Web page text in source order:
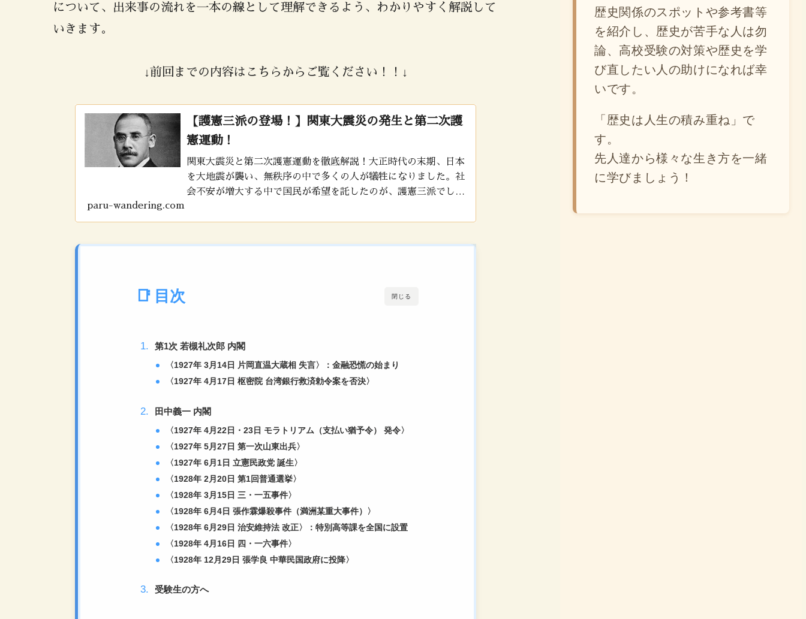
について、出来事の流れを一本の線として理解できるよう、わかりやすく解説して
いきます。
↓前回までの内容はこちらからご覧ください！！↓
【護憲三派の登場！】関東大震災の発生と第二次護
憲運動！
関東大震災と第二次護憲運動を徹底解説！大正時代の末期、日本
を大地震が襲い、無秩序の中で多くの人が犠牲になりました。社
会不安が増大する中で国民が希望を託したのが、護憲三派でし
第一次護憲運動との違いも確認しましょう！
paru-wandering.com
閉じる
目次
第1次 若槻礼次郎 内閣
〈1927年 3月14日 片岡直温大蔵相 失言〉：金融恐慌の始まり
〈1927年 4月17日 枢密院 台湾銀行救済勅令案を否決〉
田中義一 内閣
〈1927年 4月22日・23日 モラトリアム（支払い猶予令） 発令〉
〈1927年 5月27日 第一次山東出兵〉
〈1927年 6月1日 立憲民政党 誕生〉
〈1928年 2月20日 第1回普通選挙〉
〈1928年 3月15日 三・一五事件〉
〈1928年 6月4日 張作霖爆殺事件（満洲某重大事件）〉
〈1928年 6月29日 治安維持法 改正〉：特別高等課を全国に設置
〈1928年 4月16日 四・一六事件〉
〈1928年 12月29日 張学良 中華民国政府に投降〉
受験生の方へ
歴史関係のスポットや参考書等
を紹介し、歴史が苦手な人は勿
論、高校受験の対策や歴史を学
び直したい人の助けになれば幸
いです。
「歴史は人生の積み重ね」で
す。
先人達から様々な生き方を一緒
に学びましょう！